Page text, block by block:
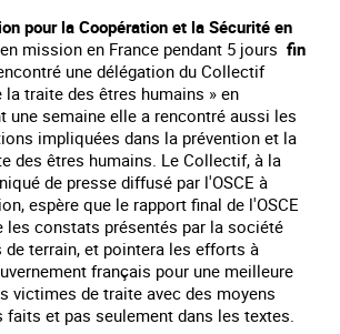
pour la Coopération et la Sécurité en
mission en France pendant 5 jours fin
une délégation du Collectif
la traite des êtres humains » en
une semaine elle a rencontré aussi les
impliquées dans la prévention et la
des êtres humains. Le Collectif, à la
de presse diffusé par l'OSCE à
espère que le rapport final de l'OSCE
les constats présentés par la société
terrain, et pointera les efforts à
français pour une meilleure
victimes de traite avec des moyens
faits et pas seulement dans les textes.